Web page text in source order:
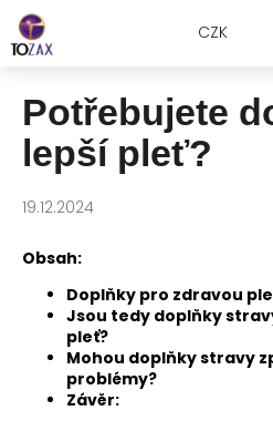
Přejít
obsah
CZK
Potřebujete
lepší pleť?
19.12.2024
Obsah:
Doplňky pro zdravou
Jsou tedy doplňky
pleť?
Mohou doplňky stravy
problémy?
Závěr:
o
C
o
o
ř